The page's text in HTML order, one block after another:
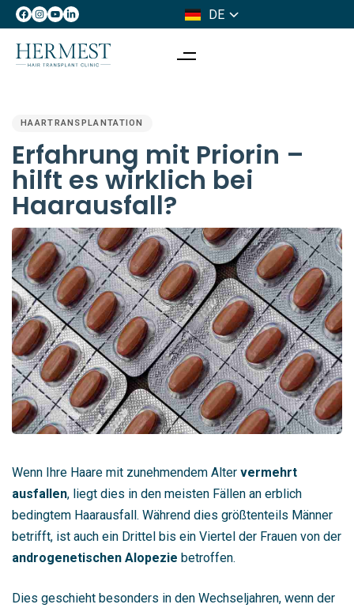
DE
IT
IN:
HAARTRANSPLANTATION
Erfahrung mit Priorin –
hilft es wirklich bei
Haarausfall?
Wenn Ihre Haare mit zunehmendem Alter vermehrt
ausfallen, liegt dies in den meisten Fällen an erblich
bedingtem Haarausfall. Während dies größtenteils Männer
betrifft, ist auch ein Drittel bis ein Viertel der Frauen von der
androgenetischen Alopezie betroffen.
Dies geschieht besonders in den Wechseljahren, wenn der